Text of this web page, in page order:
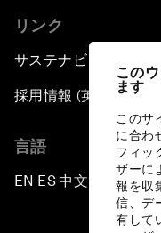
この
ます
このサ
に合わ
フィッ
ザーに
報を収
信、デ
有して
リンク
サステナビリティへの
採用情報 (英語のみ)
言語
EN ▪ ES▪中文▪ 日本語